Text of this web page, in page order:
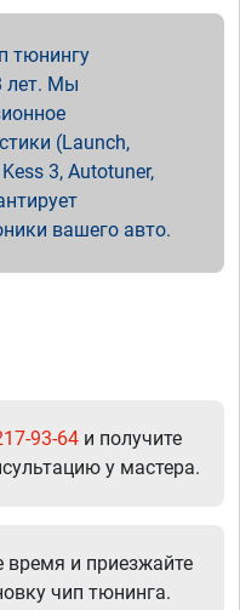
тюнингу
лет. Мы
(Launch,
3, Autotuner,
вашего авто.
93-64 и получите
у мастера.
время и приезжайте
чип тюнинга.